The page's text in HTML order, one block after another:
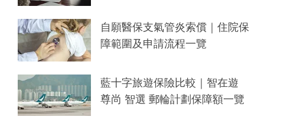
自願醫保支氣管炎索償｜住院保
障範圍及申請流程一覽
藍十字旅遊保險比較｜智在遊
尊尚 智選 郵輪計劃保障額一覽